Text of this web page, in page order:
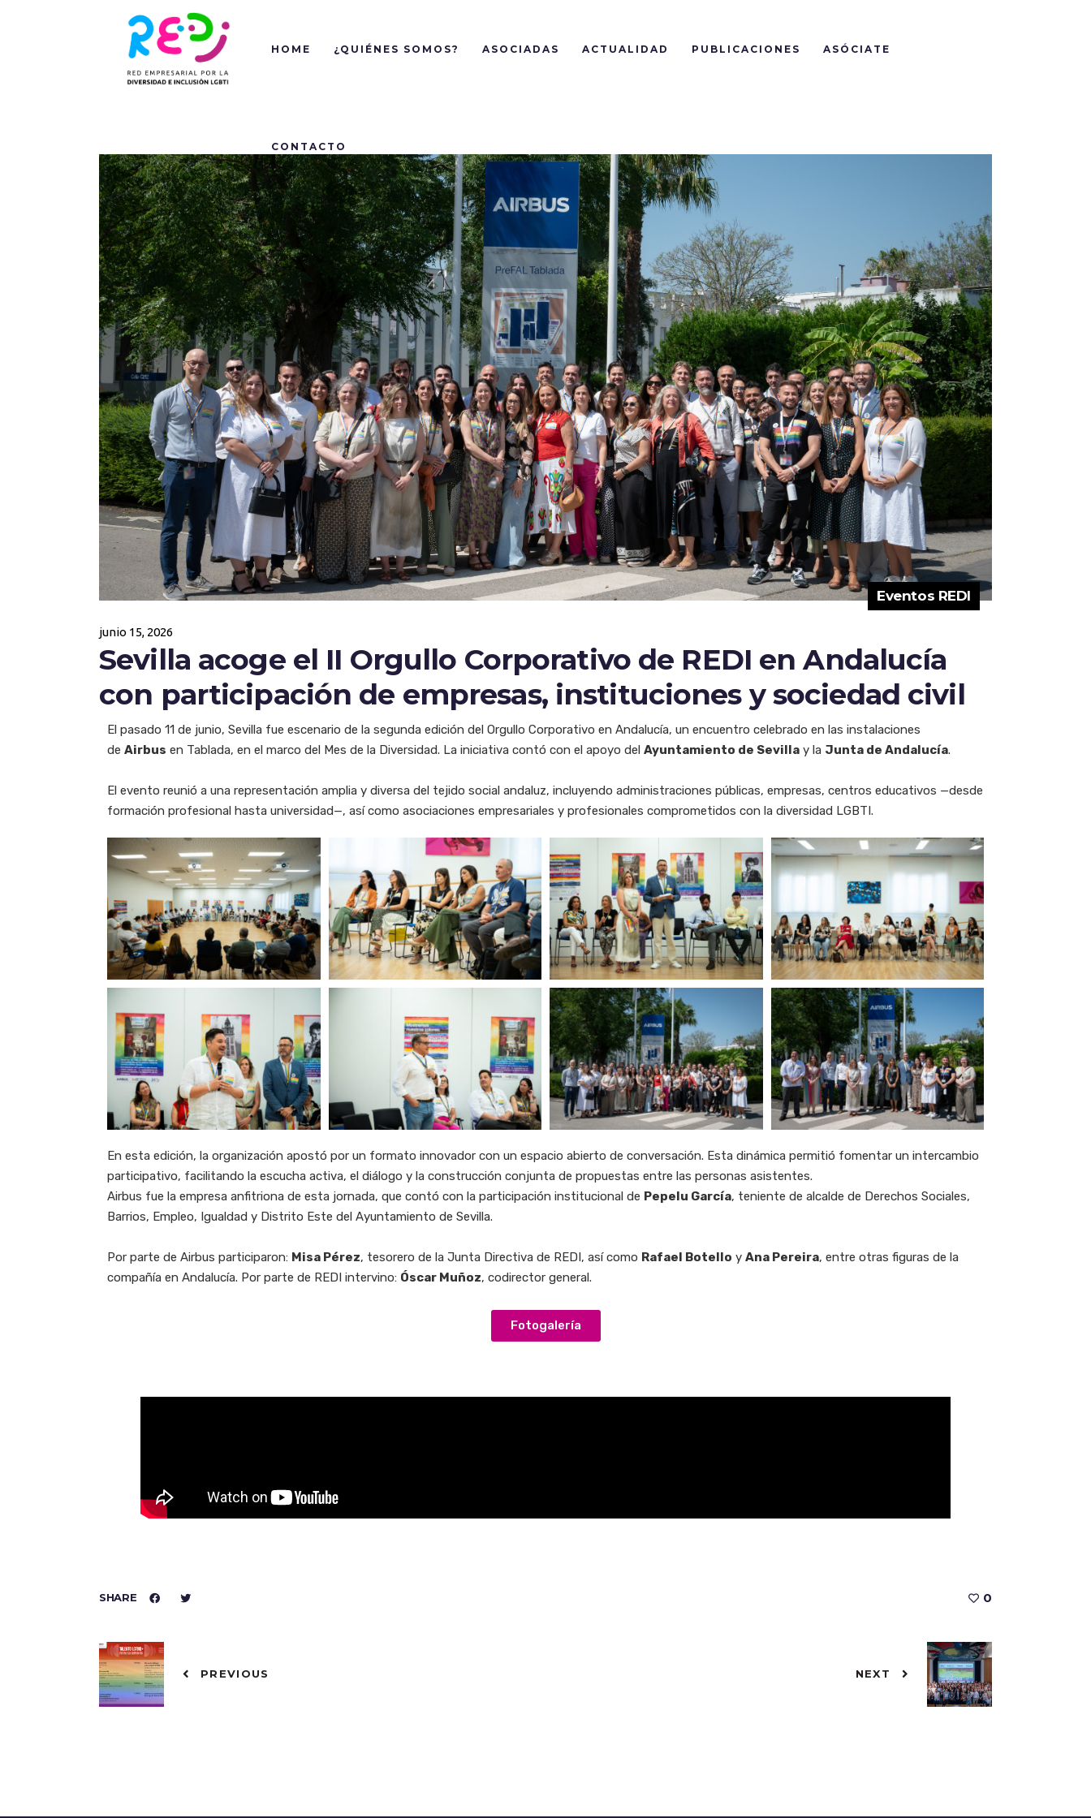
HOME ¿QUIÉNES SOMOS? ASOCIADAS ACTUALIDAD PUBLICACIONES ASÓCIATE
CONTACTO
Eventos REDI
junio 15, 2026
Sevilla acoge el II Orgullo Corporativo de REDI en Andalucía
con participación de empresas, instituciones y sociedad civil
El pasado 11 de junio, Sevilla fue escenario de la segunda edición del Orgullo Corporativo en Andalucía, un encuentro celebrado en las instalaciones
de Airbus en Tablada, en el marco del Mes de la Diversidad. La iniciativa contó con el apoyo del Ayuntamiento de Sevilla y la Junta de Andalucía.
El evento reunió a una representación amplia y diversa del tejido social andaluz, incluyendo administraciones públicas, empresas, centros educativos —desde
formación profesional hasta universidad—, así como asociaciones empresariales y profesionales comprometidos con la diversidad LGBTI.
En esta edición, la organización apostó por un formato innovador con un espacio abierto de conversación. Esta dinámica permitió fomentar un intercambio
participativo, facilitando la escucha activa, el diálogo y la construcción conjunta de propuestas entre las personas asistentes.
Airbus fue la empresa anfitriona de esta jornada, que contó con la participación institucional de Pepelu García, teniente de alcalde de Derechos Sociales,
Barrios, Empleo, Igualdad y Distrito Este del Ayuntamiento de Sevilla.
Por parte de Airbus participaron: Misa Pérez, tesorero de la Junta Directiva de REDI, así como Rafael Botello y Ana Pereira, entre otras figuras de la
compañía en Andalucía. Por parte de REDI intervino: Óscar Muñoz, codirector general.
Fotogalería
SHARE 0
PREVIOUS NEXT